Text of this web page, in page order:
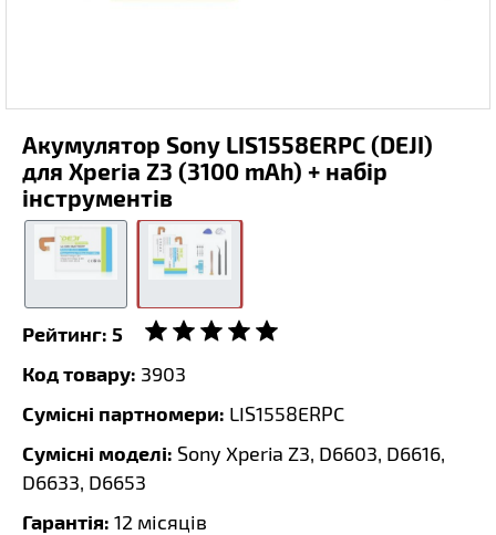
Акумулятор Sony LIS1558ERPC (DEJI)
для Xperia Z3 (3100 mAh) + набір
інструментів
Рейтинг: 5
Код товару: 3903
Сумісні партномери: LIS1558ERPC
Сумісні моделі: Sony Xperia Z3, D6603, D6616,
D6633, D6653
Гарантія: 12 місяців